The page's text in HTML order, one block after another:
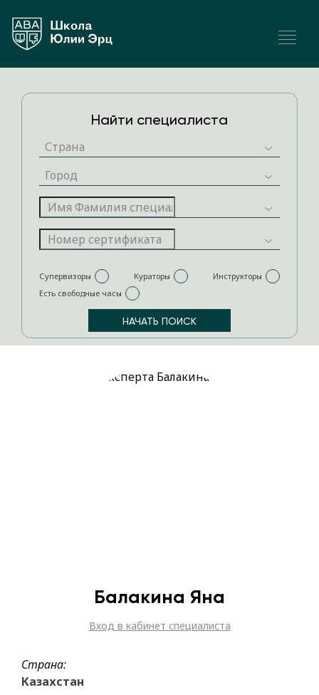
Найти специалиста
Супервизоры Кураторы
Инструкторы
Есть свободные часы
Балакина Яна
Вход в кабинет специалиста
Страна:
Казахстан